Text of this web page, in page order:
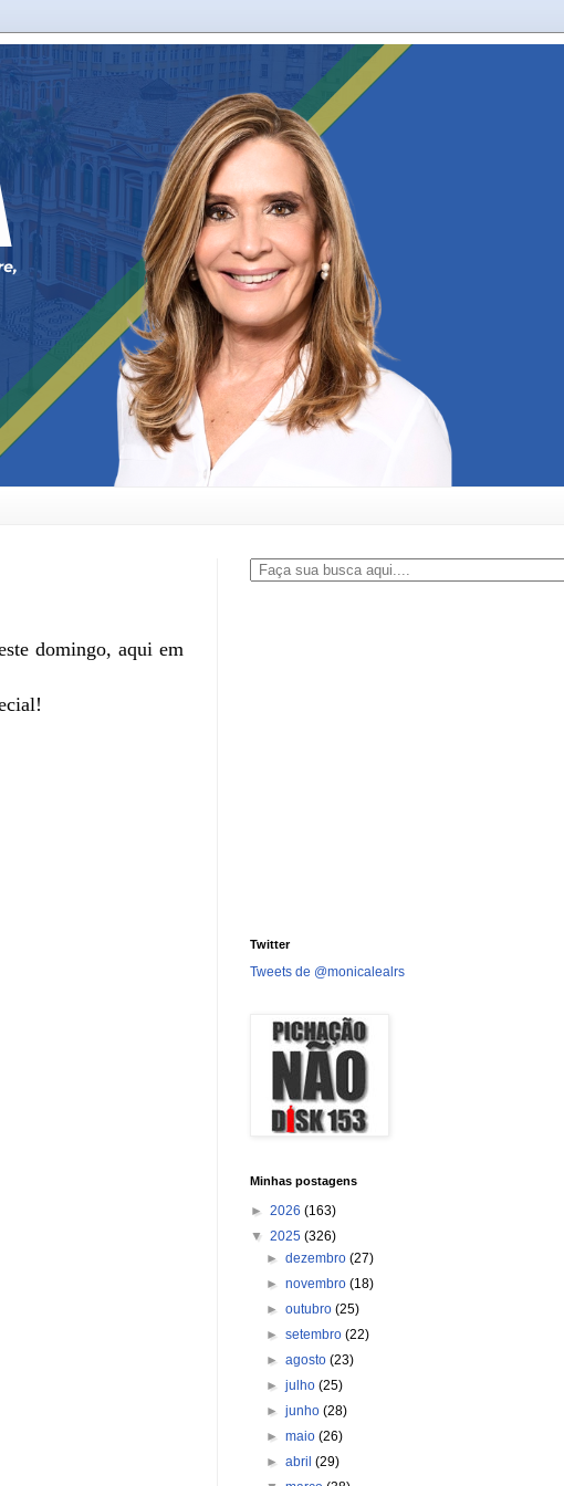
domingo, aqui em
Twitter
Tweets de @monicalealrs
Minhas postagens
► 2026 (163)
▼ 2025 (326)
►dezembro(27)
►novembro(18)
►outubro(25)
►setembro(22)
►agosto(23)
►julho(25)
►junho(28)
►maio(26)
►abril(29)